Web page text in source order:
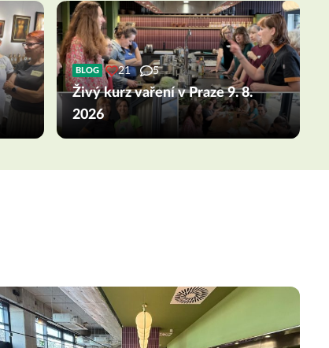
BLOG 21 5
Živý kurz vaření v Praze 9. 8.
2026